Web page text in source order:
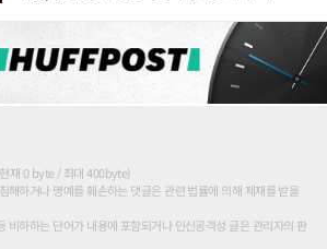
재 0 byte / 최대 400byte)
해하거나 명예를 훼손하는 댓글은 관련 법률에 의해 제재를 받을
비하하는 단어가 내용에 포함되거나 인신공격성 글은 관리자의 판